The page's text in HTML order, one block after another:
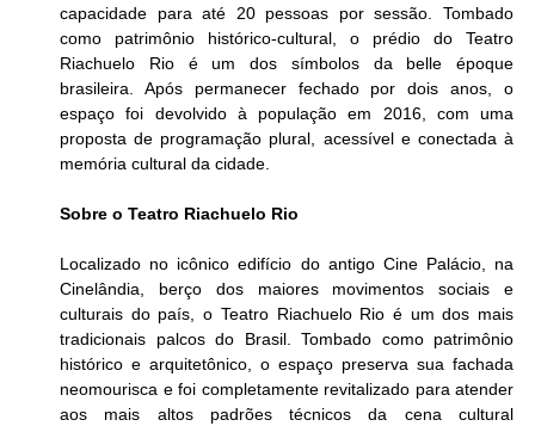
capacidade para até 20 pessoas por sessão. Tombado
como patrimônio histórico-cultural, o prédio do Teatro
Riachuelo Rio é um dos símbolos da belle époque
brasileira. Após permanecer fechado por dois anos, o
espaço foi devolvido à população em 2016, com uma
proposta de programação plural, acessível e conectada à
memória cultural da cidade.
Sobre o Teatro Riachuelo Rio
Localizado no icônico edifício do antigo Cine Palácio, na
Cinelândia, berço dos maiores movimentos sociais e
culturais do país, o Teatro Riachuelo Rio é um dos mais
tradicionais palcos do Brasil. Tombado como patrimônio
histórico e arquitetônico, o espaço preserva sua fachada
neomourisca e foi completamente revitalizado para atender
aos mais altos padrões técnicos da cena cultural